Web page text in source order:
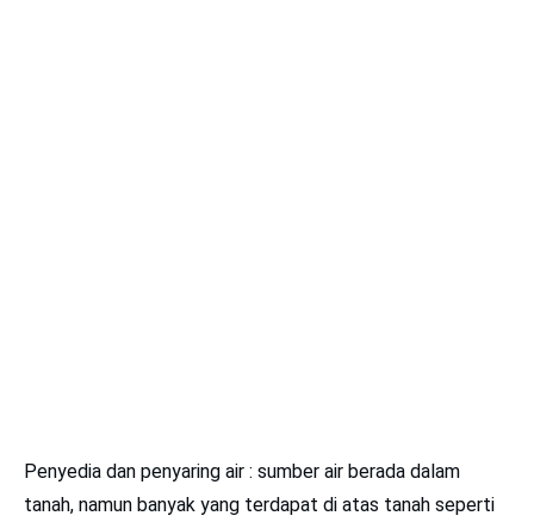
Penyedia dan penyaring air : sumber air berada dalam
tanah, namun banyak yang terdapat di atas tanah seperti